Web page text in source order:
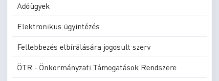
Adóügyek
Elektronikus ügyintézés
Fellebbezés elbírálására jogosult szerv
ÖTR - Önkormányzati Támogatások Rendszere